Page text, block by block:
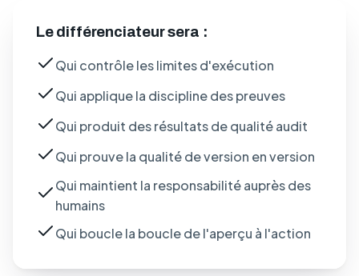
Le différenciateur sera :
Qui contrôle les limites d'exécution
Qui applique la discipline des preuves
Qui produit des résultats de qualité audit
Qui prouve la qualité de version en version
Qui maintient la responsabilité auprès des
humains
Qui boucle la boucle de l'aperçu à l'action